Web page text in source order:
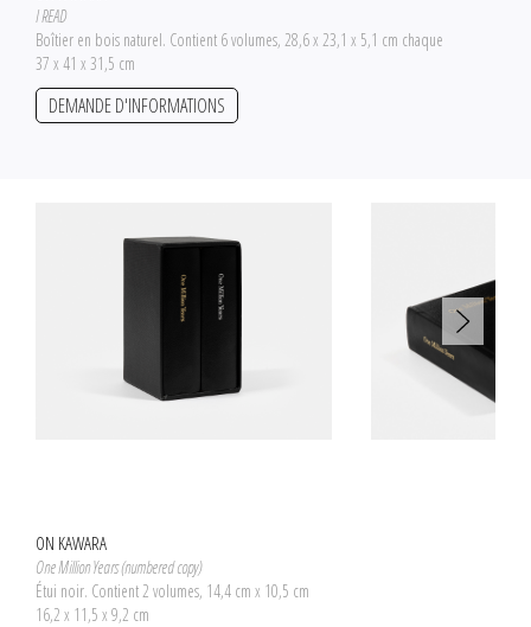
I READ
Boîtier en bois naturel. Contient 6 volumes, 28,6 x 23,1 x 5,1 cm chaque
37 x 41 x 31,5 cm
DEMANDE D'INFORMATIONS
ON KAWARA
One Million Years (numbered copy)
Étui noir. Contient 2 volumes, 14,4 cm x 10,5 cm
16,2 x 11,5 x 9,2 cm